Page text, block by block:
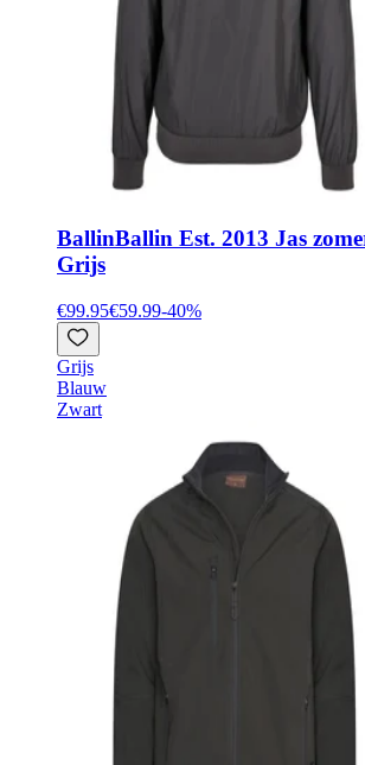
BallinBallin Est. 2013 Jas
Grijs
€99.95€59.99-40%
Grijs
Blauw
Zwart